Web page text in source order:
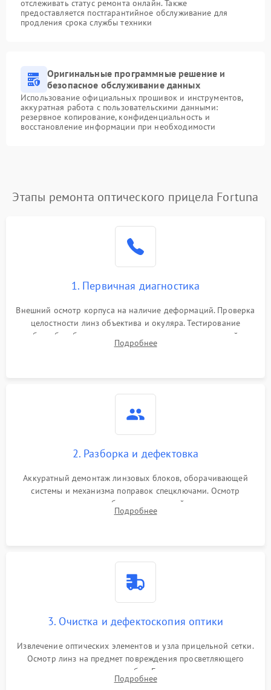
отслеживать статус ремонта онлайн. Также
предоставляется постгарантийное обслуживание для
продления срока службы техники
Оригинальные программные решение и
безопасное обслуживание данных
Использование официальных прошивок и инструментов,
аккуратная работа с пользовательскими данными:
резервное копирование, конфиденциальность и
восстановление информации при необходимости
Этапы ремонта оптического прицела Fortuna
1. Первичная диагностика
Внешний осмотр корпуса на наличие деформаций. Проверка
целостности линз объектива и окуляра. Тестирование
работы барабанчиков ввода поправок, кольца отстройки
параллакса и зума. Выявление сколов, внутренних
Подробнее
2. Разборка и дефектовка
Аккуратный демонтаж линзовых блоков, оборачивающей
системы и механизма поправок спецключами. Осмотр
внутренних резьбовых соединений, пружин и
уплотнительных колец. Поиск причин люфта, смещения
Подробнее
3. Очистка и дефектоскопия оптики
Извлечение оптических элементов и узла прицельной сетки.
Осмотр линз на предмет повреждения просветляющего
покрытия или появления грибка. Бережная очистка стекол
спецрастворами. Проверка целостности гравированной
Подробнее